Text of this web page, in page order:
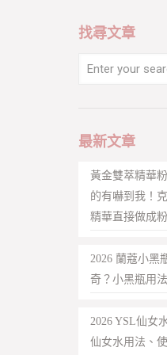
找尋文章
最新文章
黃金雙萃精華
的有嚇到我！
精華直接做成粉
2026 蘭蔻小黑
奇？小黑瓶用
2026 YSL仙女
仙女水用法、